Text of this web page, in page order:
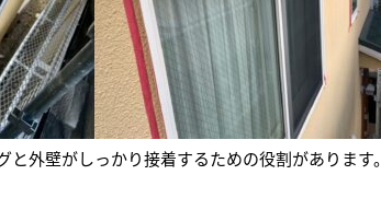
外壁がしっかり接着するための役割があります。